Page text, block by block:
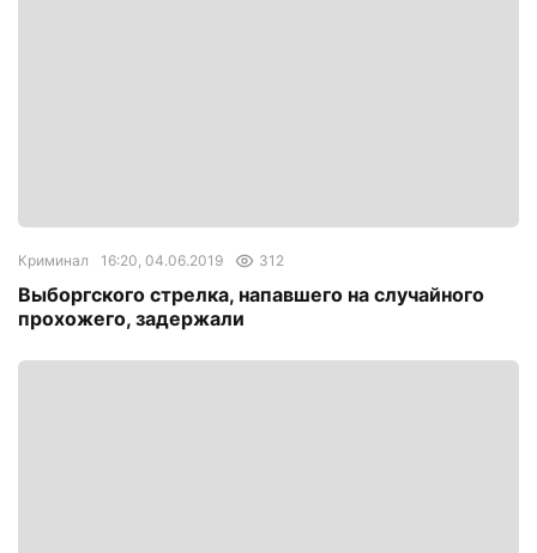
Криминал 16:20, 04.06.2019 312
Выборгского стрелка, напавшего на случайного
прохожего, задержали